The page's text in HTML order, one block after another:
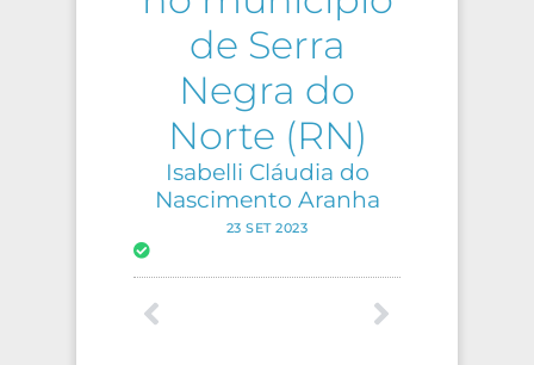
de Serra
Negra do
Norte (RN)
Isabelli Cláudia do
Nascimento Aranha
23 SET 2023